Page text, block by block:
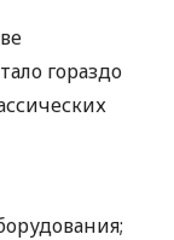
гораздо